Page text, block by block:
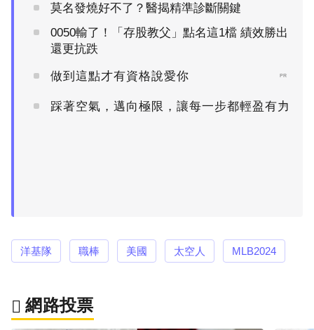
莫名發燒好不了？醫揭精準診斷關鍵
0050輸了！「存股教父」點名這1檔 績效勝出
還更抗跌
做到這點才有資格說愛你 PR
踩著空氣，邁向極限，讓每一步都輕盈有力
PR
洋基隊 職棒 美國 太空人 MLB2024
網路投票